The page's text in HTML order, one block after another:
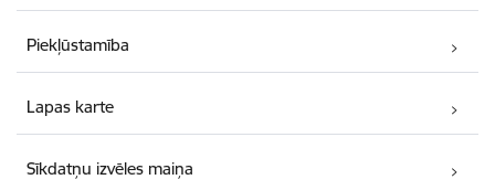
Piekļūstamība
Lapas karte
Sīkdatņu izvēles maiņa